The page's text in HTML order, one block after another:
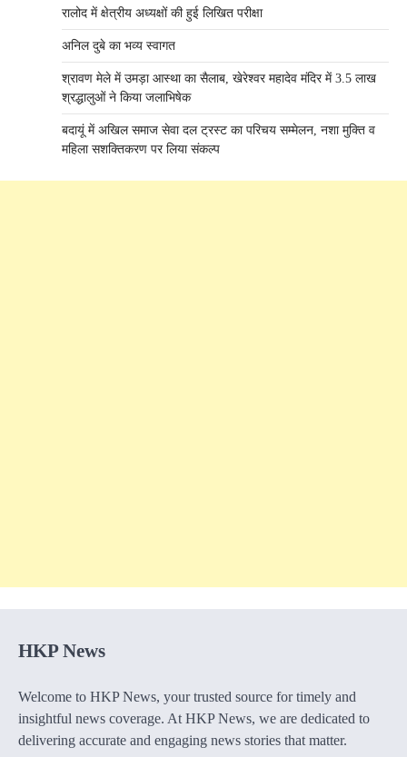
रालोद में क्षेत्रीय अध्यक्षों की हुई लिखित परीक्षा
अनिल दुबे का भव्य स्वागत
श्रावण मेले में उमड़ा आस्था का सैलाब, खेरेश्वर महादेव मंदिर में 3.5 लाख
श्रद्धालुओं ने किया जलाभिषेक
बदायूं में अखिल समाज सेवा दल ट्रस्ट का परिचय सम्मेलन, नशा मुक्ति व
महिला सशक्तिकरण पर लिया संकल्प
HKP News
Welcome to HKP News, your trusted source for timely and
insightful news coverage. At HKP News, we are dedicated to
delivering accurate and engaging news stories that matter.